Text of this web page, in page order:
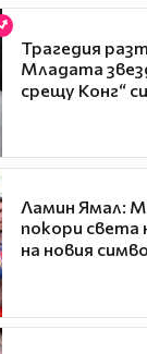
Трагедия
Младата
срещу Конг“
Ламин Ямал:
покори света
на новия